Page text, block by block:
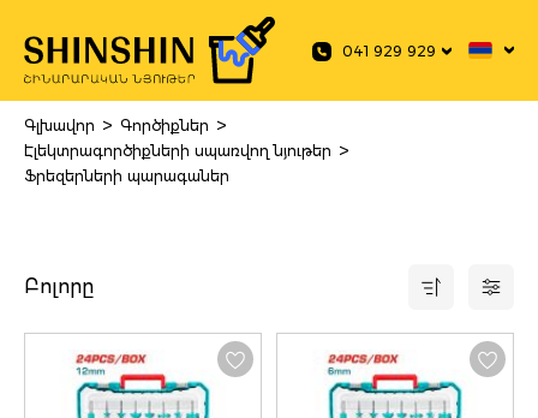
041 929 929
Գլխավոր > Գործիքներ >
Էլեկտրագործիքների սպառվող նյութեր >
Ֆրեզերների պարագաներ
Բոլորը